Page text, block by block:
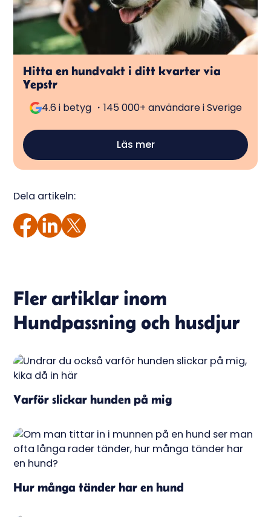
Hitta en hundvakt i ditt kvarter via
Yepstr
4.6 i betyg ・145 000+ användare i Sverige
Läs mer
Dela artikeln:
Fler artiklar inom
Hundpassning och husdjur
Varför slickar hunden på mig
Hur många tänder har en hund